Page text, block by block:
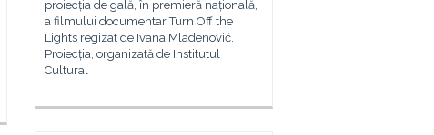
proiecția de gală, în premieră națională,
a filmului documentar Turn Off the
Lights regizat de Ivana Mladenović.
Proiecția, organizată de Institutul
Cultural